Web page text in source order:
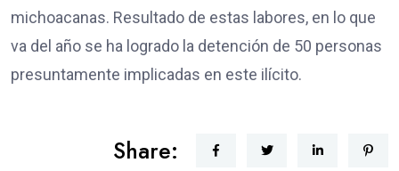
michoacanas. Resultado de estas labores, en lo que
va del año se ha logrado la detención de 50 personas
presuntamente implicadas en este ilícito.
Share: